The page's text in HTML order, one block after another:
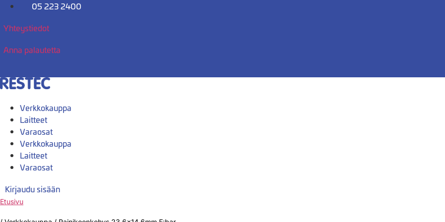
Mene
05 223 2400
Yhteystiedot
Anna palautetta
Verkkokauppa
Laitteet
Varaosat
Verkkokauppa
Laitteet
Varaosat
Kirjaudu sisään
Etusivu